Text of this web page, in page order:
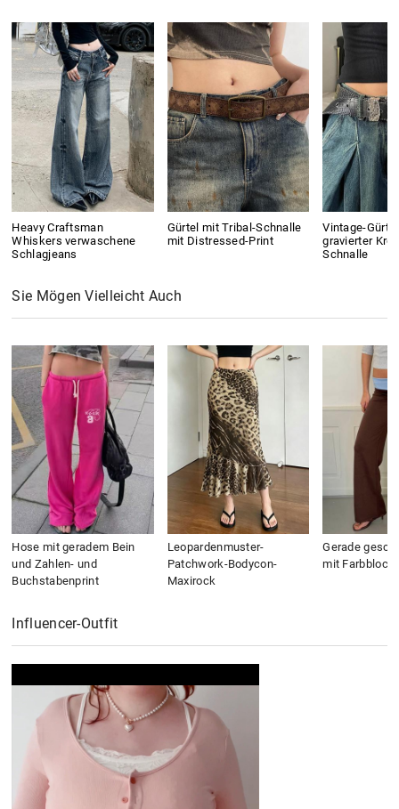
Heavy Craftsman
Whiskers verwaschene
Schlagjeans
Gürtel mit Tribal-Schnalle
mit Distressed-Print
Vintage-
gravierter
Schnalle
Sie Mögen Vielleicht Auch
Hose mit geradem Bein
und Zahlen- und
Buchstabenprint
Leopardenmuster-
Patchwork-Bodycon-
Maxirock
Gerade
mit
Influencer-Outfit